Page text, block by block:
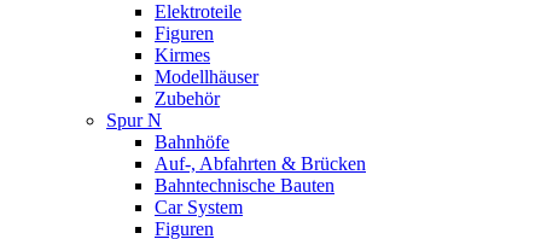
Elektroteile
Figuren
Kirmes
Modellhäuser
Zubehör
Spur N
Bahnhöfe
Auf-, Abfahrten & Brücken
Bahntechnische Bauten
Car System
Figuren